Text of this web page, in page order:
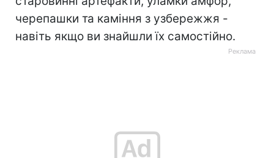
черепашки та каміння з узбережжя -
навіть якщо ви знайшли їх самостійно.